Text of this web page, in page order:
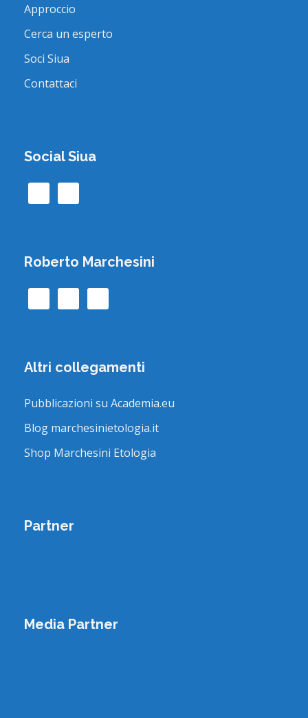
Approccio
Cerca un esperto
Soci Siua
Contattaci
Social Siua
Roberto Marchesini
Altri collegamenti
Pubblicazioni su Academia.eu
Blog marchesinietologia.it
Shop Marchesini Etologia
Partner
Media Partner